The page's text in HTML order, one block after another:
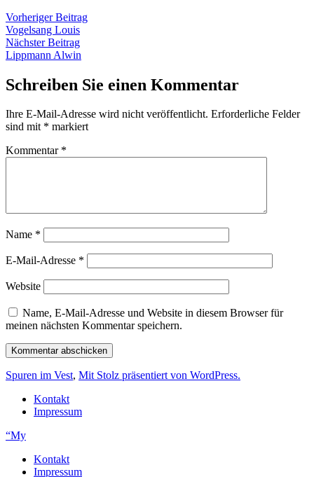
Beitragsnavigation
Vorheriger BeitragVorheriger
Vogelsang Louis
Nächster BeitragNächster
Beitrag:
Lippmann Alwin
Schreiben Sie einen Kommentar
Ihre E-Mail-Adresse wird nicht veröffentlicht. Erforderliche Felder
sind mit * markiert
Kommentar *
Name *
E-Mail-Adresse *
Website
Name, E-Mail-Adresse und Website in diesem Browser für
meinen nächsten Kommentar speichern.
Spuren im Vest, Mit Stolz präsentiert von WordPress.
Kontakt
Impressum
“My
Kontakt
Impressum